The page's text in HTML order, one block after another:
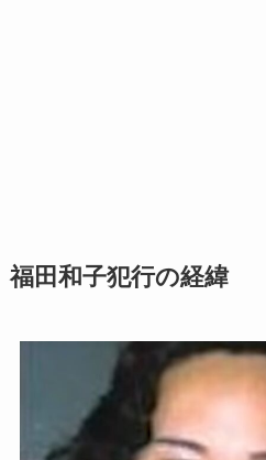
福田和子犯行の経緯